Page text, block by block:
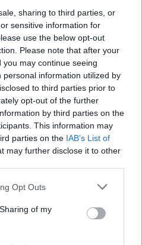
sharing to third parties, or
sensitive information for
use the below opt-out
Please note that after your
may continue seeing
information utilized by
to third parties prior to
opt-out of the further
by third parties on the
This information may
parties on the IAB’s List of
may further disclose it to other
Opt Outs
of my
Πόσο θα
το επόμενο
αυξήσεις με επτά πακέτα.